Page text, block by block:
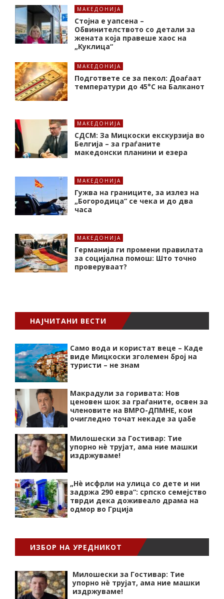
МАКЕДОНИЈА
Стојна е уапсена –
Обвинителството со детали за
жената која правеше хаос на
„Куклица“
МАКЕДОНИЈА
Подгответе се за пекол: Доаѓаат
температури до 45°C на Балканот
МАКЕДОНИЈА
СДСМ: За Мицкоски екскурзија во
Белгија – за граѓаните
македонски планини и езера
МАКЕДОНИЈА
Гужва на границите, за излез на
„Богородица“ се чека и до два
часа
МАКЕДОНИЈА
Германија ги промени правилата
за социјална помош: Што точно
проверуваат?
НАЈЧИТАНИ ВЕСТИ
Само вода и користат веце – Каде
виде Мицкоски зголемен број на
туристи – не знам
Макрадули за горивата: Нов
ценовен шок за граѓаните, освен за
членовите на ВМРО-ДПМНЕ, кои
очигледно точат некаде за џабе
Милошески за Гостивар: Тие
упорно нѐ трујат, ама ние машки
издржуваме!
„Нѐ исфрли на улица со дете и ни
задржа 290 евра“: српско семејство
тврди дека доживеало драма на
одмор во Грција
ИЗБОР НА УРЕДНИКОТ
Милошески за Гостивар: Тие
упорно нѐ трујат, ама ние машки
издржуваме!